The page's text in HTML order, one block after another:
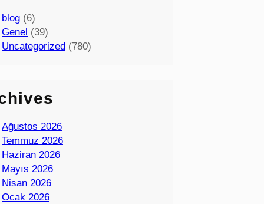
blog (6)
Genel (39)
Uncategorized (780)
Ağustos 2026
Temmuz 2026
Haziran 2026
Mayıs 2026
Nisan 2026
Ocak 2026